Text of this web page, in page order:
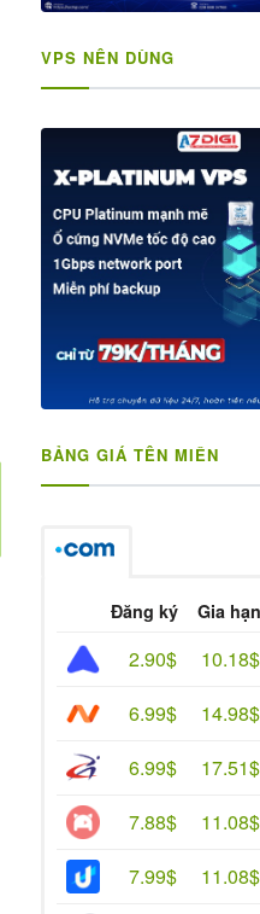
VPS NÊN DÙNG
BẢNG GIÁ TÊN MIỀN
Đăng ký Gia hạn
2.90$ 10.18$
6.99$
14.98$
6.99$
17.51$
7.88$
11.08$
7.99$
11.08$